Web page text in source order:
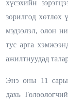
хүсэхийн
зорилгод хөтлөх
мэдээлэл, олон
тус арга
ажилтнуудад
Энэ оны 11
дахь